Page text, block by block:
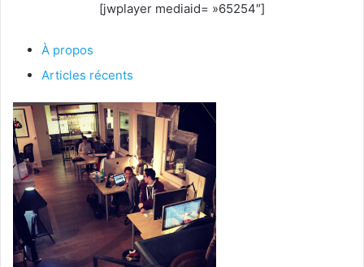
[jwplayer mediaid= »65254″]
À propos
Articles récents